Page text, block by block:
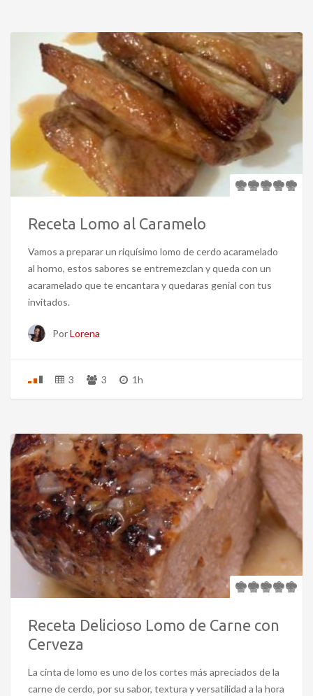
Receta Lomo al Caramelo
Vamos a preparar un riquísimo lomo de cerdo acaramelado
al horno, estos sabores se entremezclan y queda con un
acaramelado que te encantara y quedaras genial con tus
invitados.
PorLorena
3 3 1h
Receta Delicioso Lomo de Carne con
Cerveza
La cinta de lomo es uno de los cortes más apreciados de la
carne de cerdo, por su sabor, textura y versatilidad a la hora